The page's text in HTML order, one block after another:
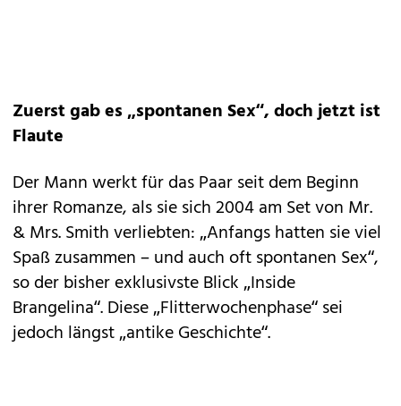
Zuerst gab es „spontanen Sex“, doch jetzt ist
Flaute
Der Mann werkt für das Paar seit dem Beginn
ihrer Romanze, als sie sich 2004 am Set von Mr.
& Mrs. Smith verliebten: „Anfangs hatten sie viel
Spaß zusammen – und auch oft spontanen Sex“,
so der bisher exklusivste Blick „Inside
Brangelina“. Diese „Flitterwochenphase“ sei
jedoch längst „antike Geschichte“.